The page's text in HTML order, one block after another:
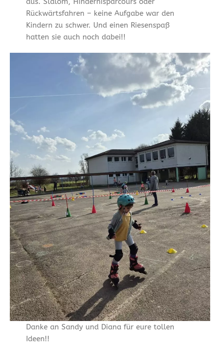
Rückwärtsfahren – keine Aufgabe war den
Kindern zu schwer. Und einen Riesenspaß
hatten sie auch noch dabei!!
Danke an Sandy und Diana für eure tollen
Ideen!!